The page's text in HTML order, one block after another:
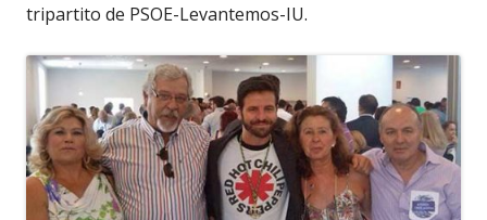
tripartito de PSOE-Levantemos-IU.